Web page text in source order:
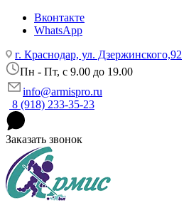
Вконтакте
WhatsApp
г. Краснодар, ул. Дзержинского,92
Пн - Пт, c 9.00 до 19.00
info@armispro.ru
8 (918) 233-35-23
Заказать звонок